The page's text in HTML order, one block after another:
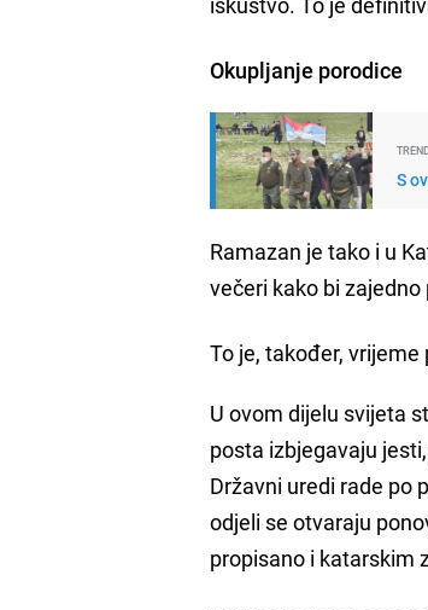
Okupljanje porodice
S
Ramazan je tako i u
večeri kako bi
To je, također,
U ovom dijelu svijeta
posta izbjegavaju
Državni uredi rade po
odjeli se otvaraju
propisano i katarskim